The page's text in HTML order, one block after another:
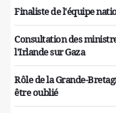
Finaliste de l'équipe
Consultation des
l'Irlande sur Gaza
Rôle de la Grande-
être oublié